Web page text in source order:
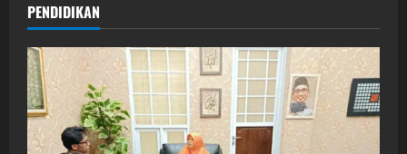
PENDIDIKAN